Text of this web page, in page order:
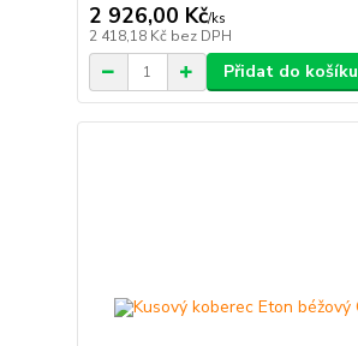
2 926,00 Kč/ks
2 418,18 Kč bez DPH
Přidat do košíku